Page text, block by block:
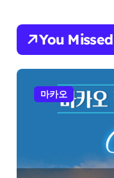
You Missed
마카오